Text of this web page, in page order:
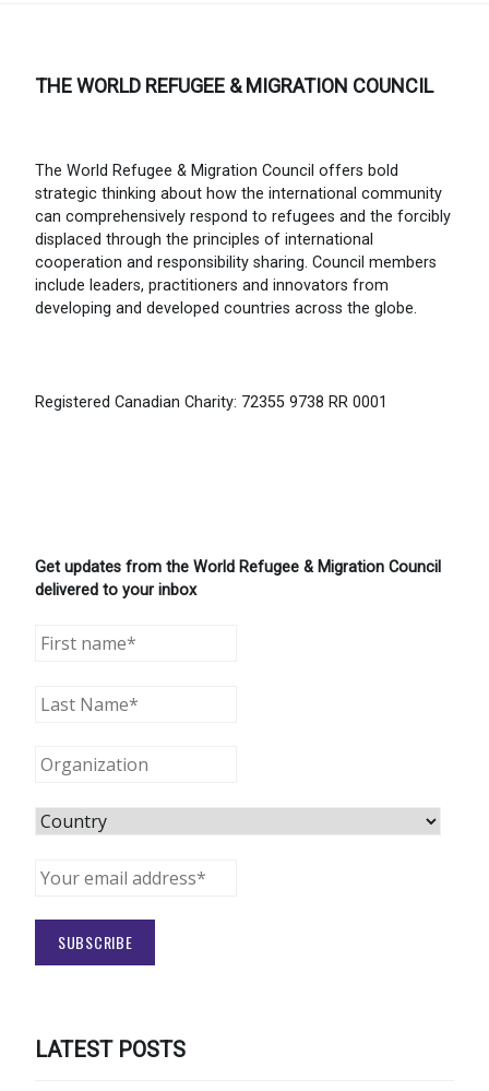
THE WORLD REFUGEE & MIGRATION COUNCIL
The World Refugee & Migration Council offers bold
strategic thinking about how the international community
can comprehensively respond to refugees and the forcibly
displaced through the principles of international
cooperation and responsibility sharing. Council members
include leaders, practitioners and innovators from
developing and developed countries across the globe.
Registered Canadian Charity: 72355 9738 RR 0001
Get updates from the World Refugee & Migration Council
delivered to your inbox
LATEST POSTS